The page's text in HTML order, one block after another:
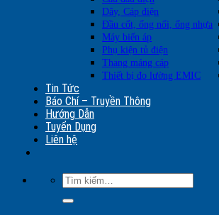
Dây, Cáp điện
Đầu cốt, ống nối, ống nhựa
Máy biến áp
Phụ kiện tủ điện
Thang máng cáp
Thiết bị đo lường EMIC
Tin Tức
Báo Chí – Truyền Thông
Hướng Dẫn
Tuyển Dụng
Liên hệ
Tìm
kiếm: